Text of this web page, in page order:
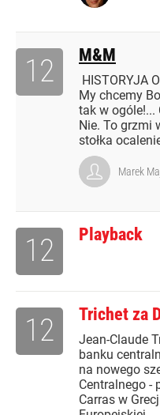
M&M
HISTORYJA
My chcemy
tak w ogóle!...
Nie. To grzmi
stołka
12
Marek
Playback
12
Trichet za
Jean-Claude
banku
na nowego
Centralnego -
Carras w
12